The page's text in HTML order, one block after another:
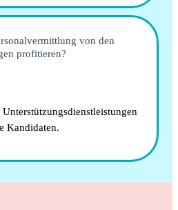
von den
profitieren?
Kandidaten.